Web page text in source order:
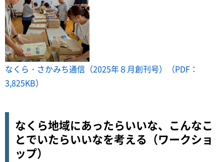
なくら・さかみち通信（2025年８月創刊号）（PDF：
3,825KB）
なくら地域にあったらいいな、こんなこ
とでいたらいいなを考える（ワークショ
ップ）